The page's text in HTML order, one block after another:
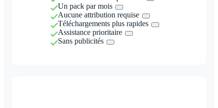
Un pack par mois
Aucune attribution requise
Téléchargements plus rapides
Assistance prioritaire
Sans publicités